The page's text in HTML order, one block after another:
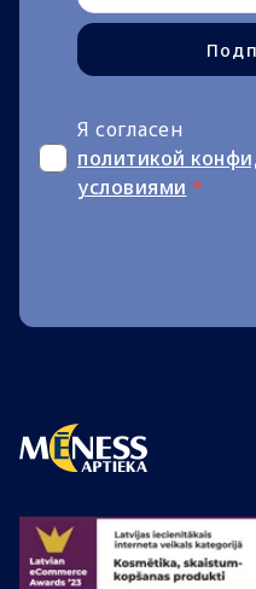
Я согласен
политикой
условиями *